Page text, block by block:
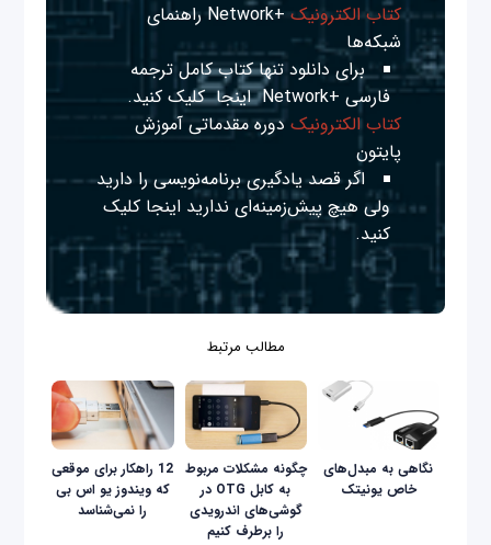
کتاب الکترونیک
+Network راهنمای
شبکه‌ها
برای دانلود تنها کتاب کامل ترجمه
فارسی +Network
اینجا کلیک کنید.
کتاب الکترونیک دوره مقدماتی آموزش
پایتون
اگر قصد یادگیری برنامه‌نویسی را دارید
ولی هیچ پیش‌زمینه‌ای نداریداینجا کلیک
کنید.
مطالب مرتبط
نگاهی به مبدل‌های
خاص یونیتک
چگونه مشکلات مربوط
به کابل OTG در
گوشی‌های اندرویدی
را برطرف کنیم
12 راهکار برای موقعی
که ویندوز یو اس بی
را نمی‌شناسد